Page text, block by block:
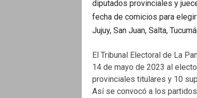
diputados provinciales y
fecha de comicios para
Jujuy, San Juan, Salta,
El Tribunal Electoral de La
14 de mayo de 2023 al
provinciales titulares y 10
Así se convocó a los